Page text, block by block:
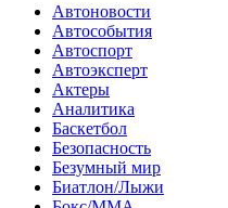
Автоновости
Автособытия
Автоспорт
Автоэксперт
Актеры
Аналитика
Баскетбол
Безопасность
Безумный мир
Биатлон/Лыжи